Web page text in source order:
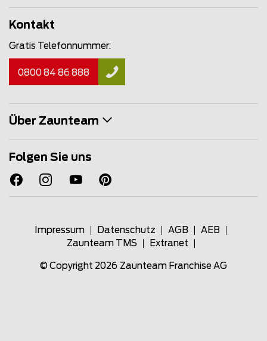
Kontakt
Gratis Telefonnummer:
0800 84 86 888
Über Zaunteam
Folgen Sie uns
Impressum Datenschutz AGB
AEB
Zaunteam TMS
Extranet
© Copyright 2026 Zaunteam Franchise AG